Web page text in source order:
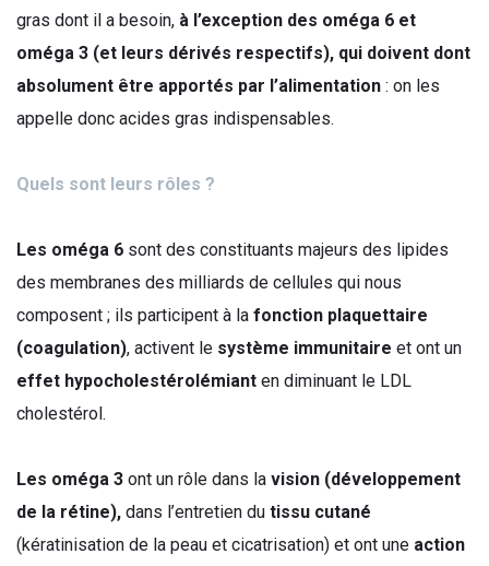
gras dont il a besoin, à l’exception des oméga 6 et
oméga 3 (et leurs dérivés respectifs), qui doivent dont
absolument être apportés par l’alimentation : on les
appelle donc acides gras indispensables.
Quels sont leurs rôles ?
Les oméga 6 sont des constituants majeurs des lipides
des membranes des milliards de cellules qui nous
composent ; ils participent à la fonction plaquettaire
(coagulation), activent le système immunitaire et ont un
effet hypocholestérolémiant en diminuant le LDL
cholestérol.
Les oméga 3 ont un rôle dans la vision (développement
de la rétine), dans l’entretien du tissu cutané
(kératinisation de la peau et cicatrisation) et ont une action